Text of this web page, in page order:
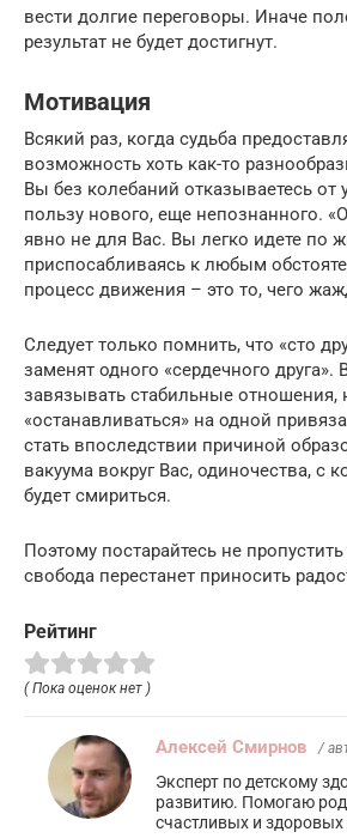
вести долгие переговоры. Иначе
результат не будет достигнут.
Мотивация
Всякий раз, когда судьба
возможность хоть как-то
Вы без колебаний отказываетесь
пользу нового, еще непознанного.
явно не для Вас. Вы легко идете по
приспосабливаясь к любым
процесс движения – это то, чего
Следует только помнить, что «сто
заменят одного «сердечного
завязывать стабильные отношения,
«останавливаться» на одной
стать впоследствии причиной
вакуума вокруг Вас, одиночества, с
будет смириться.
Поэтому постарайтесь не
свобода перестанет приносить
Рейтинг
( Пока оценок нет )
Алексей Смирнов /
Эксперт по детскому
развитию. Помогаю
счастливых и здоровых